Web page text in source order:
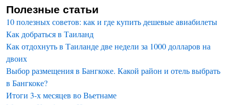
Полезные статьи
10 полезных советов: как и где купить дешевые авиабилеты
Как добраться в Таиланд
Как отдохнуть в Таиланде две недели за 1000 долларов на
двоих
Выбор размещения в Бангкоке. Какой район и отель выбрать
в Бангкоке?
Итоги 3-х месяцев во Вьетнаме